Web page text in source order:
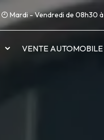
Mardi - Vendredi de 08h30 à
VENTE AUTOMOBILE